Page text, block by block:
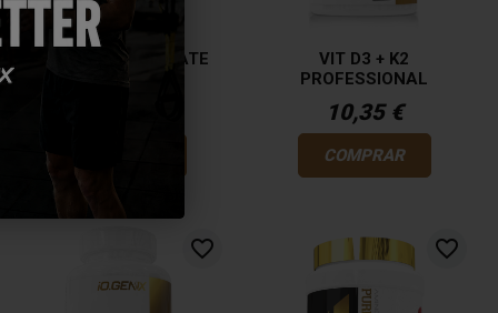
MAGNESIUM CITRATE
VIT D3 + K2
PROFESSIONAL
10,35 €
COMPRAR
favorite_border favorite_border